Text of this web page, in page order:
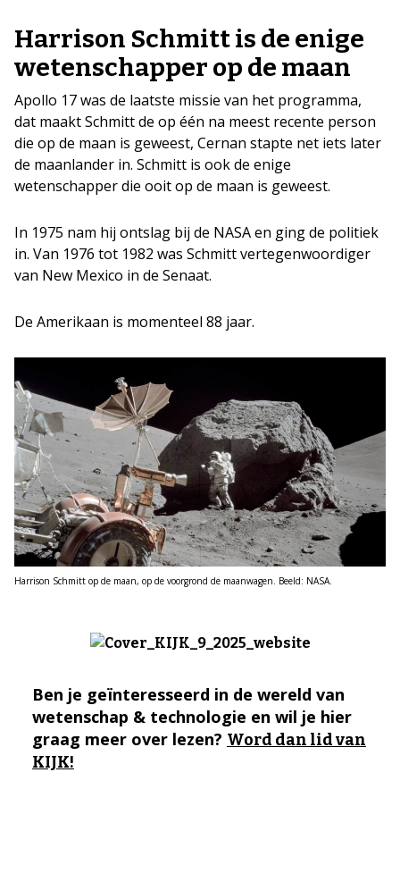
Harrison Schmitt is de enige
wetenschapper op de maan
Apollo 17 was de laatste missie van het programma,
dat maakt Schmitt de op één na meest recente person
die op de maan is geweest, Cernan stapte net iets later
de maanlander in. Schmitt is ook de enige
wetenschapper die ooit op de maan is geweest.
In 1975 nam hij ontslag bij de NASA en ging de politiek
in. Van 1976 tot 1982 was Schmitt vertegenwoordiger
van New Mexico in de Senaat.
De Amerikaan is momenteel 88 jaar.
Harrison Schmitt op de maan, op de voorgrond de maanwagen. Beeld: NASA.
Ben je geïnteresseerd in de wereld van
wetenschap & technologie en wil je hier
graag meer over lezen? Word dan lid van
KIJK!